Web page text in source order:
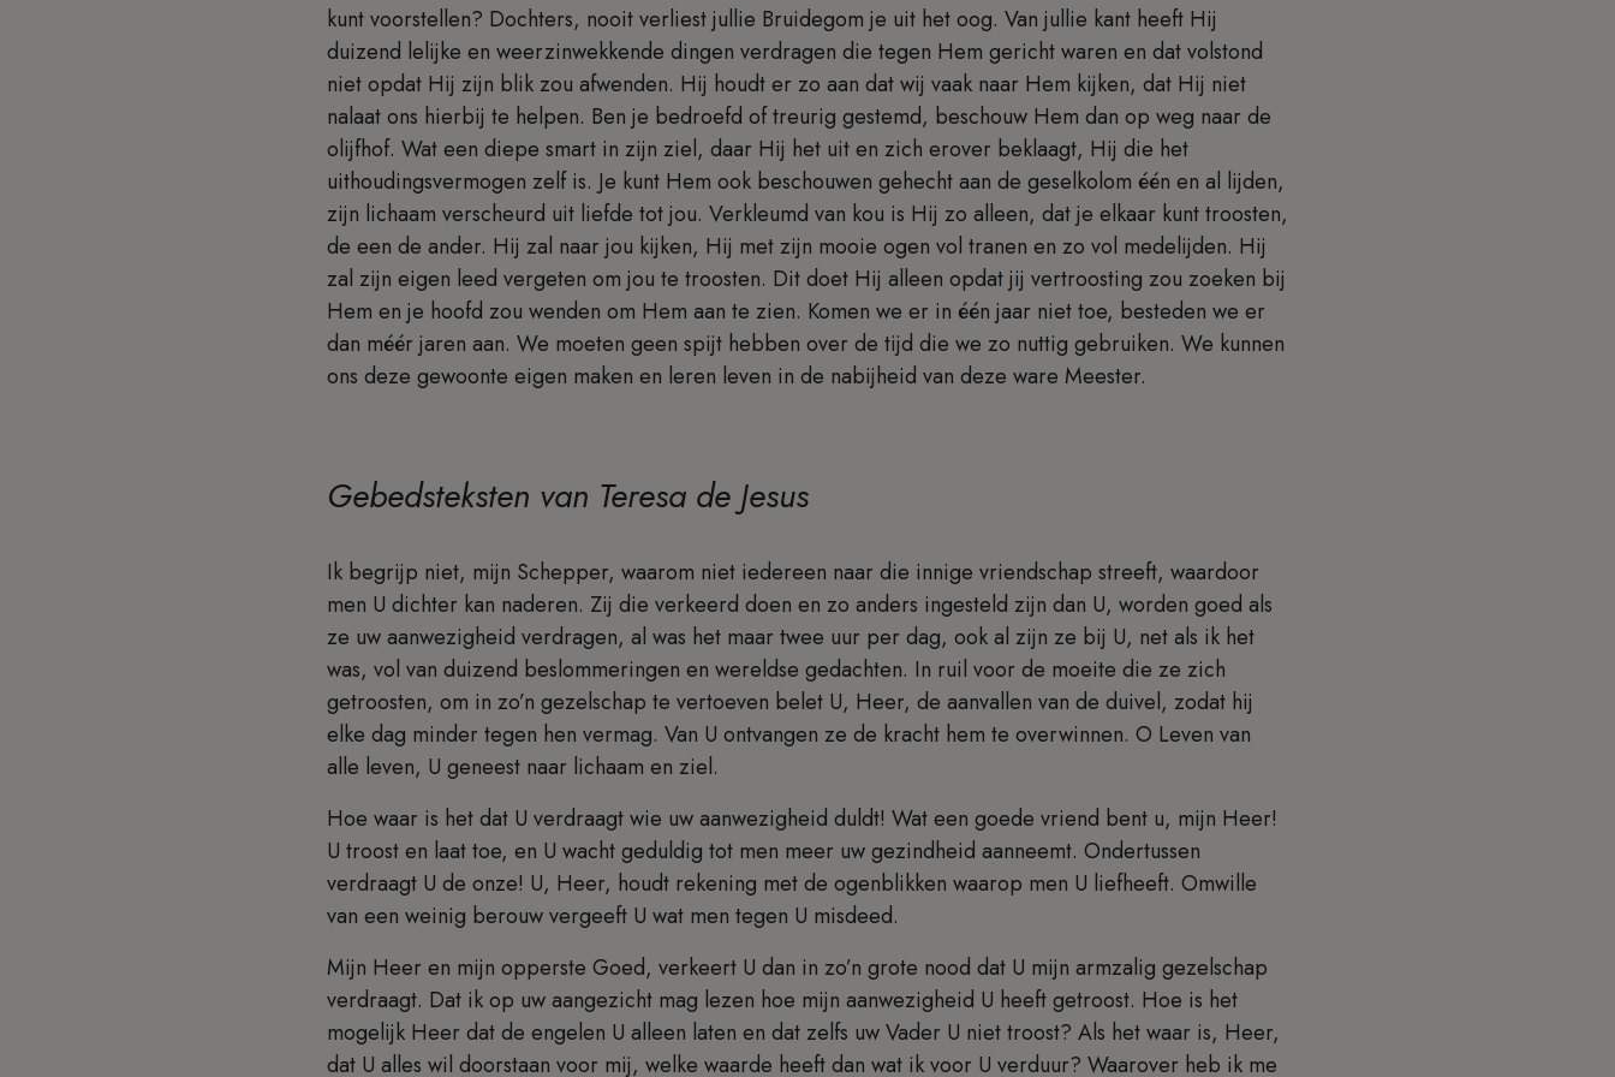
kunt voorstellen? Dochters, nooit verliest jullie Bruidegom je uit het oog. Van jullie kant heeft Hij
duizend lelijke en weerzinwekkende dingen verdragen die tegen Hem gericht waren en dat volstond
niet opdat Hij zijn blik zou afwenden. Hij houdt er zo aan dat wij vaak naar Hem kijken, dat Hij niet
nalaat ons hierbij te helpen. Ben je bedroefd of treurig gestemd, beschouw Hem dan op weg naar de
olijfhof. Wat een diepe smart in zijn ziel, daar Hij het uit en zich erover beklaagt, Hij die het
uithoudingsvermogen zelf is. Je kunt Hem ook beschouwen gehecht aan de geselkolom één en al lijden,
zijn lichaam verscheurd uit liefde tot jou. Verkleumd van kou is Hij zo alleen, dat je elkaar kunt troosten,
de een de ander. Hij zal naar jou kijken, Hij met zijn mooie ogen vol tranen en zo vol medelijden. Hij
zal zijn eigen leed vergeten om jou te troosten. Dit doet Hij alleen opdat jij vertroosting zou zoeken bij
Hem en je hoofd zou wenden om Hem aan te zien. Komen we er in één jaar niet toe, besteden we er
dan méér jaren aan. We moeten geen spijt hebben over de tijd die we zo nuttig gebruiken. We kunnen
ons deze gewoonte eigen maken en leren leven in de nabijheid van deze ware Meester.
Gebedsteksten van Teresa de Jesus
Ik begrijp niet, mijn Schepper, waarom niet iedereen naar die innige vriendschap streeft, waardoor
men U dichter kan naderen. Zij die verkeerd doen en zo anders ingesteld zijn dan U, worden goed als
ze uw aanwezigheid verdragen, al was het maar twee uur per dag, ook al zijn ze bij U, net als ik het
was, vol van duizend beslommeringen en wereldse gedachten. In ruil voor de moeite die ze zich
getroosten, om in zo’n gezelschap te vertoeven belet U, Heer, de aanvallen van de duivel, zodat hij
elke dag minder tegen hen vermag. Van U ontvangen ze de kracht hem te overwinnen. O Leven van
alle leven, U geneest naar lichaam en ziel.
Hoe waar is het dat U verdraagt wie uw aanwezigheid duldt! Wat een goede vriend bent u, mijn Heer!
U troost en laat toe, en U wacht geduldig tot men meer uw gezindheid aanneemt. Ondertussen
verdraagt U de onze! U, Heer, houdt rekening met de ogenblikken waarop men U liefheeft. Omwille
van een weinig berouw vergeeft U wat men tegen U misdeed.
Mijn Heer en mijn opperste Goed, verkeert U dan in zo’n grote nood dat U mijn armzalig gezelschap
verdraagt. Dat ik op uw aangezicht mag lezen hoe mijn aanwezigheid U heeft getroost. Hoe is het
mogelijk Heer dat de engelen U alleen laten en dat zelfs uw Vader U niet troost? Als het waar is, Heer,
dat U alles wil doorstaan voor mij, welke waarde heeft dan wat ik voor U verduur? Waarover heb ik me